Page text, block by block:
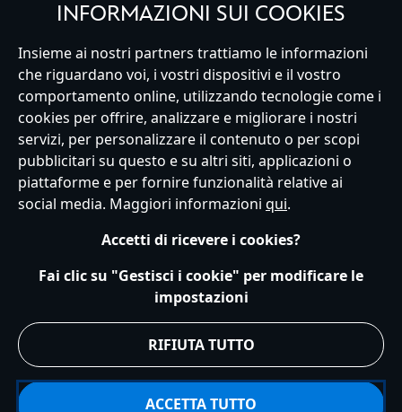
Italy
Servizio Clienti Termini d'Uso Trova Negozio
Mappa del Sito
Normativa Europea sul trattamento dei dati personali
Informativa sulla privacy UE
Termini e Condizioni generali
Accessibility
INFORMAZIONI SUI COOKIES
Insieme ai nostri partners trattiamo le informazioni
che riguardano voi, i vostri dispositivi e il vostro
comportamento online, utilizzando tecnologie come i
cookies per offrire, analizzare e migliorare i nostri
servizi, per personalizzare il contenuto o per scopi
pubblicitari su questo e su altri siti, applicazioni o
piattaforme e per fornire funzionalità relative ai
social media. Maggiori informazioni qui.
Accetti di ricevere i cookies?
Fai clic su "Gestisci i cookie" per modificare le
impostazioni
RIFIUTA TUTTO
ACCETTA TUTTO